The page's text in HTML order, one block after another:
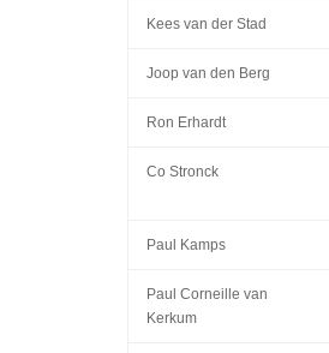
Kees van der Stad
Joop van den Berg
Ron Erhardt
Co Stronck
Paul Kamps
Paul Corneille van
Kerkum